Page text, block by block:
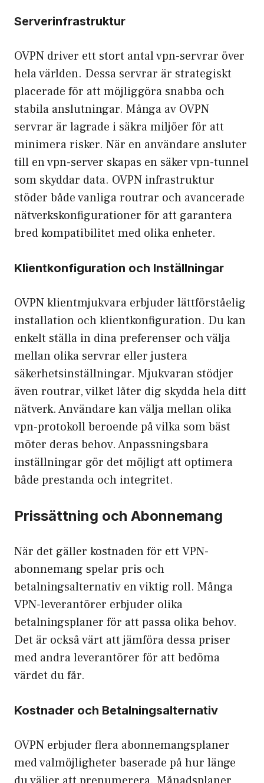
Serverinfrastruktur
OVPN driver ett stort antal vpn-servrar över
hela världen. Dessa servrar är strategiskt
placerade för att möjliggöra snabba och
stabila anslutningar. Många av OVPN
servrar är lagrade i säkra miljöer för att
minimera risker. När en användare ansluter
till en vpn-server skapas en säker vpn-tunnel
som skyddar data. OVPN infrastruktur
stöder både vanliga routrar och avancerade
nätverkskonfigurationer för att garantera
bred kompatibilitet med olika enheter.
Klientkonfiguration och Inställningar
OVPNklientmjukvara erbjuder lättförståelig
installation och klientkonfiguration. Du kan
enkelt ställa in dina preferenser och välja
mellan olika servrar eller justera
säkerhetsinställningar. Mjukvaran stödjer
även routrar, vilket låter dig skydda hela ditt
nätverk. Användare kan välja mellan olika
vpn-protokoll beroende på vilka som bäst
möter deras behov. Anpassningsbara
inställningar gör det möjligt att optimera
både prestanda och integritet.
Prissättning och Abonnemang
När det gäller kostnaden för ett VPN-
abonnemang spelar pris och
betalningsalternativ en viktig roll. Många
VPN-leverantörer erbjuder olika
betalningsplaner för att passa olika behov.
Det är också värt att jämföra dessa priser
med andra leverantörer för att bedöma
värdet du får.
Kostnader och Betalningsalternativ
OVPN erbjuder flera abonnemangsplaner
med valmöjligheter baserade på hur länge